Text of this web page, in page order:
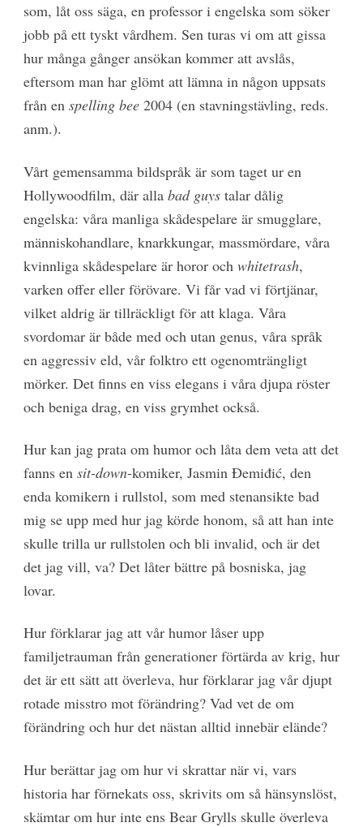
som, låt oss säga, en professor i engelska som söker
jobb på ett tyskt vårdhem. Sen turas vi om att gissa
hur många gånger ansökan kommer att avslås,
eftersom man har glömt att lämna in någon uppsats
från en spelling bee2004 (en stavningstävling, reds.
anm.).
Vårt gemensamma bildspråk är som taget ur en
Hollywoodfilm, där alla bad guys talar dålig
engelska: våra manliga skådespelare är smugglare,
människohandlare, knarkkungar, massmördare, våra
kvinnliga skådespelare är horor och whitetrash,
varken offer eller förövare. Vi får vad vi förtjänar,
vilket aldrig är tillräckligt för att klaga. Våra
svordomar är både med och utan genus, våra språk
en aggressiv eld, vår folktro ett ogenomträngligt
mörker. Det finns en viss elegans i våra djupa röster
och beniga drag, en viss grymhet också.
Hur kan jag prata om humor och låta dem veta att det
fanns en sit-down-komiker, Jasmin Đemiđić, den
enda komikern i rullstol, som med stenansikte bad
mig se upp med hur jag körde honom, så att han inte
skulle trilla ur rullstolen och bli invalid, och är det
det jag vill, va? Det låter bättre på bosniska, jag
lovar.
Hur förklarar jag att vår humor låser upp
familjetrauman från generationer förtärda av krig, hur
det är ett sätt att överleva, hur förklarar jag vår djupt
rotade misstro mot förändring? Vad vet de om
förändring och hur det nästan alltid innebär elände?
Hur berättar jag om hur vi skrattar när vi, vars
historia har förnekats oss, skrivits om så hänsynslöst,
skämtar om hur inte ens Bear Grylls skulle överleva